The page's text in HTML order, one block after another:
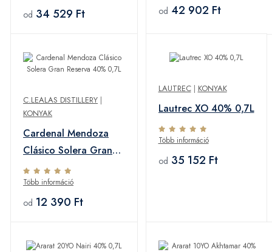
od 34 529 Ft od 42 902 Ft
C.LEALAS DISTILLERY |
KONYAK
Cardenal Mendoza
Clásico Solera Gran
Reserva 40% 0,7L
Több információ
od 12 390 Ft
LAUTREC| KONYAK
Lautrec XO 40% 0,7L
Több információ
od 35 152 Ft